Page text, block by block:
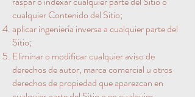
cualquier Contenido del Sitio;
aplicar ingeniería inversa a cualquier parte del
Sitio;
Eliminar o modificar cualquier aviso de
derechos de autor, marca comercial u otros
derechos de propiedad que aparezcan en